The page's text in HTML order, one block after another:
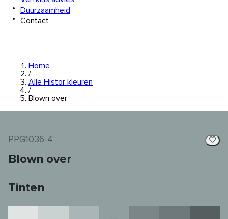
Duurzaamheid
Contact
Home
/
Alle Histor kleuren
/
Blown over
PPG1036-4
Blown over
Tinten